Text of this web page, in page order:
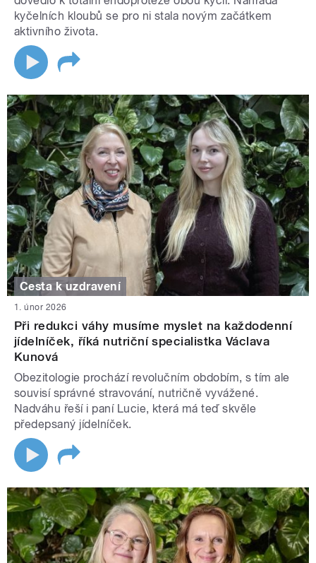
kyčelních kloubů se pro ni stala novým začátkem
aktivního života.
Cesta k uzdravení
1. únor 2026
Při redukci váhy musíme myslet na každodenní
jídelníček, říká nutriční specialistka Václava
Kunová
Obezitologie prochází revolučním obdobím, s tím ale
souvisí správné stravování, nutričně vyvážené.
Nadváhu řeší i paní Lucie, která má teď skvěle
předepsaný jídelníček.